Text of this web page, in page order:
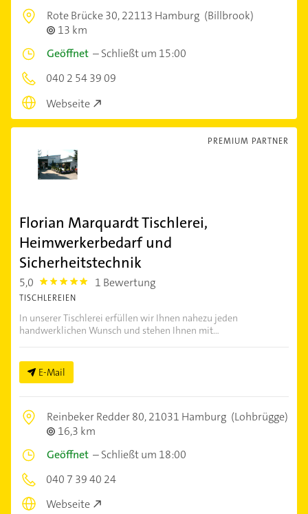
Rote Brücke 30,22113 Hamburg (Billbrook)
13 km
Geöffnet –Schließt um 15:00
040 2 54 39 09
Webseite
PREMIUM PARTNER
Florian Marquardt Tischlerei,
Heimwerkerbedarf und
Sicherheitstechnik
5,0 5.0 1 Bewertung
TISCHLEREIEN
In unserer Tischlerei erfüllen wir Ihnen nahezu jeden
handwerklichen Wunsch und stehen Ihnen mit...
E-Mail
Reinbeker Redder 80,21031 Hamburg (Lohbrügge)
16,3 km
Geöffnet –Schließt um 18:00
040 7 39 40 24
Webseite